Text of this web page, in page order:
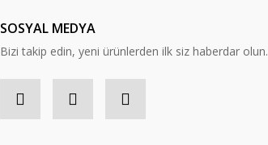
SOSYAL MEDYA
Bizi takip edin, yeni ürünlerden ilk siz haberdar olun.